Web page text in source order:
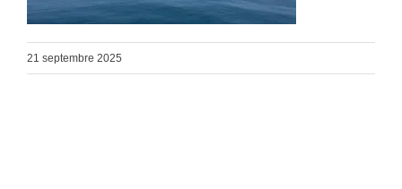
21 septembre 2025